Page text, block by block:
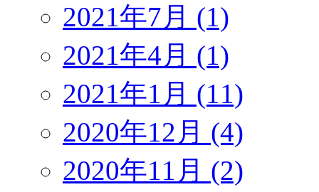
2021年7月 (1)
2021年4月 (1)
2021年1月 (11)
2020年12月 (4)
2020年11月 (2)